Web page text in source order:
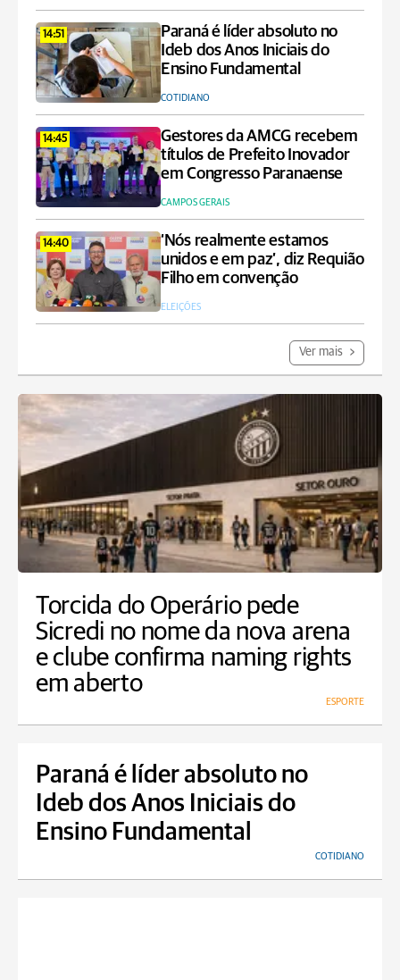
14:51
Paraná é líder absoluto no
Ideb dos Anos Iniciais do
Ensino Fundamental
COTIDIANO
14:45
Gestores da AMCG recebem
títulos de Prefeito Inovador
em Congresso Paranaense
CAMPOS GERAIS
14:40
‘Nós realmente estamos
unidos e em paz’, diz Requião
Filho em convenção
ELEIÇÕES
Ver mais
Torcida do Operário pede
Sicredi no nome da nova arena
e clube confirma naming rights
em aberto
ESPORTE
Paraná é líder absoluto no
Ideb dos Anos Iniciais do
Ensino Fundamental
COTIDIANO